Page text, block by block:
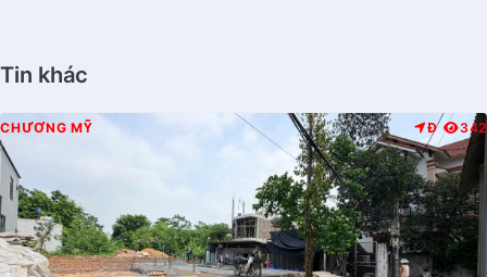
Tin khác
CHƯƠNG MỸ Đ 342